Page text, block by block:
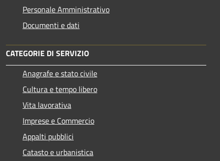
Personale Amministrativo
Documenti e dati
CATEGORIE DI SERVIZIO
Anagrafe e stato civile
Cultura e tempo libero
Vita lavorativa
Imprese e Commercio
Appalti pubblici
Catasto e urbanistica